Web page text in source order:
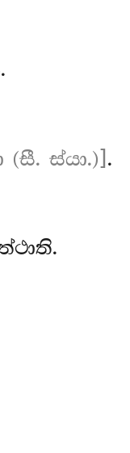
ස්යා.)] .